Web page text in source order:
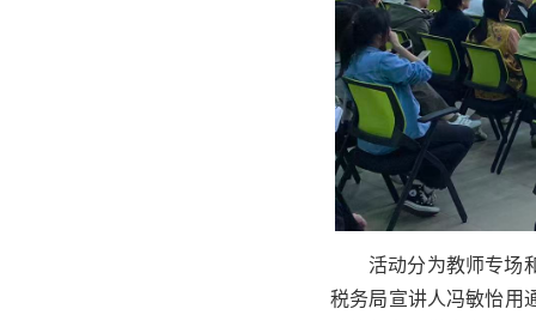
活动分为教师专场
税务局宣讲人冯敏怡用